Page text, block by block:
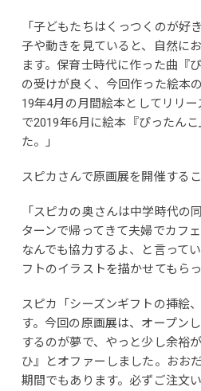
「子どもたちはくっつくのが好
子や動きを見ていると、自然に
ます。保育士時代に作った曲『
の受けが良く、今回作った絵本
19年4月の月間絵本としてリリ
で2019年6月に絵本『ぴったん
た。」
スピカさんで原画展を開催する
「スピカの奥さんは中学時代の
ターンで帰ってきて夫婦でカフ
なんでも協力するよ、と言って
フトのイラストを描かせてもらっ
スピカ「シーズンギフトの挿絵
す。今回の原画展は、オープン
するのが夢で、やっと少し余裕
ひ』とオファーしました。おお
期間でもあります。必ずご注文